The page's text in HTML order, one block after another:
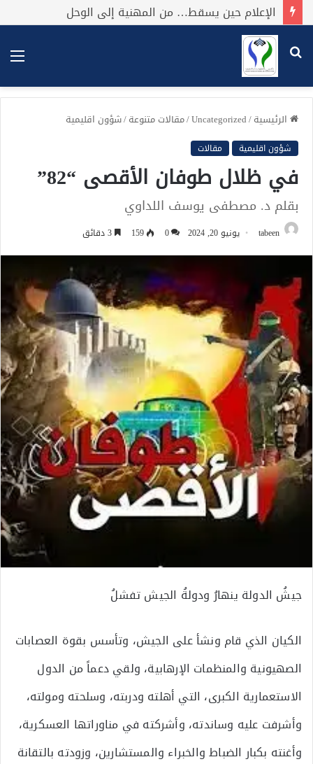
الإعلام حين يسقط… من المهنية إلى الوحل
بحث
عن
الرئيسية/
Uncategorized
/مقالات متنوعة/شؤون اقليمية
شؤون اقليمية مقالات
في ظلال طوفان الأقصى “82”
بقلم د. مصطفى يوسف اللداوي
tabeen يونيو 20, 2024 0
159
جيشُ الدولة ينهارُ ودولةُ الجيش تفشلُ
الكيان الذي قام ونشأ على الجيش، وتأسس بقوة العصابات
الصهيونية والمنظمات الإرهابية، ولقي دعماً من الدول
الاستعمارية الكبرى، التي أهلته ودربته، وسلحته ومولته،
وأشرفت عليه وساندته، وأشركته في مناوراتها العسكرية،
وأغنته بكبار الضباط والخبراء والمستشارين، وزودته بالتقانة